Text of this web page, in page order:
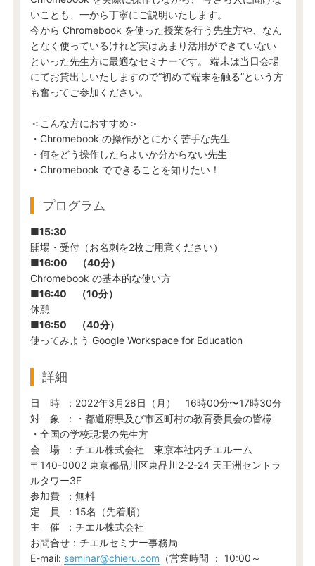
いことも、一から丁寧にご説明いたします。
今から Chromebook を使った授業を行う先生方や、なん
となく使っているけれど実はあまり活用ができていない
といった先生方に最適なセミナーです。 端末は当日会場
にてお貸出しいたしますので“初めて端末を触る”という方
も奮ってご参加ください。
＜こんな方におすすめ＞
・Chromebook の操作がとにかく苦手な先生
・何をどう操作したらよいか分からない先生
・Chromebook でできることを知りたい！
プログラム
■15:30
開場・受付（お名刺を2枚ご用意ください）
■16:00 （40分）
Chromebook の基本的な使い方
■16:40 （10分）
休憩
■16:50 （40分）
使ってみよう Google Workspace for Education
詳細
日 時 ：2022年3月28日（月） 16時00分〜17時30分
対 象 ：・都道府県及び市区町村の教育委員会の皆様
・全国の学校現場の先生方
会 場 ：チエル株式会社 東京本社内チエルーム
〒140-0002 東京都品川区東品川2-2-24 天王洲セントラ
ルタワー3F
参加費 ：無料
定 員 ：15名（先着順）
主 催 ：チエル株式会社
お問合せ：チエルセミナー事務局
E-mail: seminar@chieru.com （営業時間 ： 10:00～